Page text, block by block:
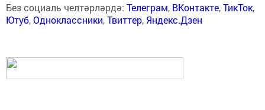
Без социаль челтәрләрдә: Телеграм, ВКонтакте,ТикТок,
Ютуб,Одноклассники,Твиттер, Яндекс.Дзен